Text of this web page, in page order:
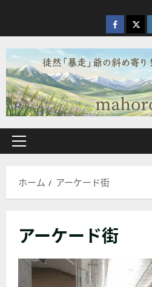
を
ス
キ
ッ
プ
facebook
X
メ
ン
ー
ホーム アーケード街
アーケード街